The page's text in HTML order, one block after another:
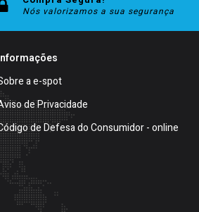
Nós valorizamos a sua segurança
a e-spot
de Privacidade
de Defesa do Consumidor - online